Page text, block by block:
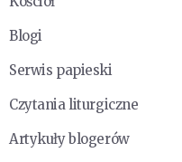
Blogi
Serwis papieski
Czytania liturgiczne
Artykuły blogerów